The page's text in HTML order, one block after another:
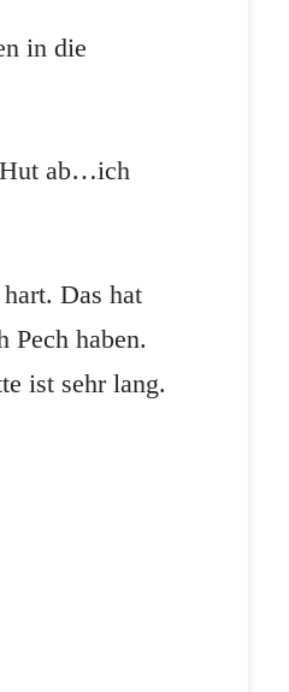
in die
Hut ab…ich
Das hat
Pech haben.
ist sehr lang.